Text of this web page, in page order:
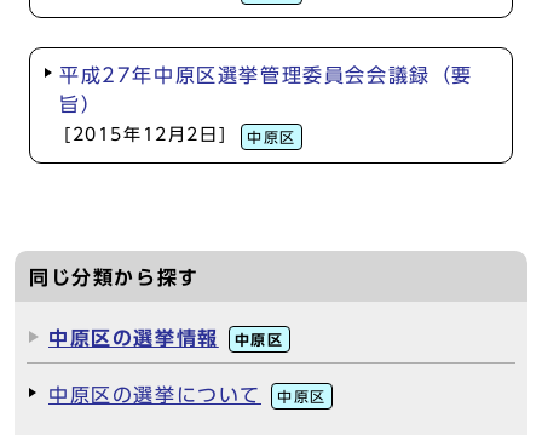
平成27年中原区選挙管理委員会会議録（要
旨）
[2015年12月2日] 中原区
同じ分類から探す
中原区の選挙情報 中原区
中原区の選挙について 中原区